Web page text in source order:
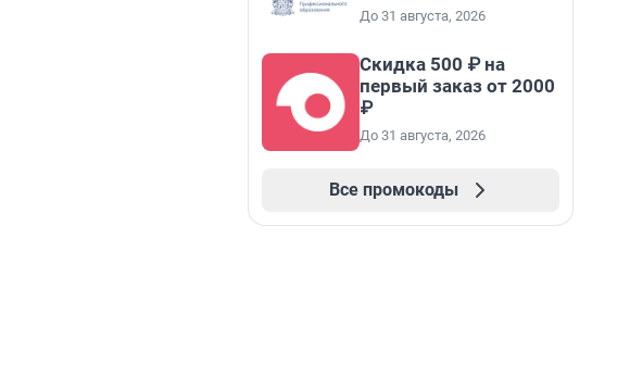
До 31 августа, 2026
Скидка 500 ₽ на
первый заказ от 2000
₽
До 31 августа, 2026
Все промокоды